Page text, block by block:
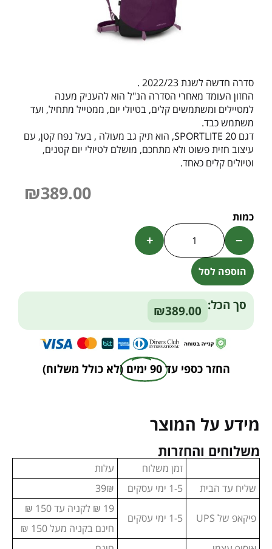
סדרה חדשה לשנת 2022/23 .
החזון העומד מאחרי הסדרה הנ"ל הוא להעניק מענה
למטיילים ומשתמשים קלים, בטיולי יום, ממטייל מתחיל, ועד
משתמש כבד.
דגם SPORTLITE 20, הוא תיק גב מעולה , בעל נפח קטן, עם
עיצוב חזית פשוט ולא מתחכם, מושלם לטיולי יום קטנים,
וטיולים קלים כאחד.
₪389.00
−
+
הוספה לסל
Alternative:
סך הכל: ₪389.00
החזר כספי עד 90 ימים (לא כולל משלוח)
מידע על המוצר
משלוחים והחזרות
זמן משלוח
עלות
שליח עד הבית
1-5 ימי עסקים 39₪
פיקאפ של UPS 1-5 ימי עסקים
19 ₪ לקניה עד 150 ₪
חינם בקניה מעל 150 ₪